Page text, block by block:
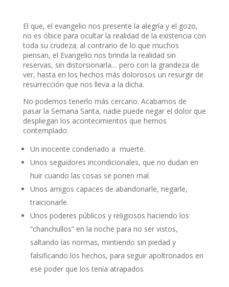
El que, el evangelio nos presente la alegría y el gozo,
no es óbice para ocultar la realidad de la existencia con
toda su crudeza; al contrario de lo que muchos
piensan, el Evangelio nos brinda la realidad sin
reservas, sin distorsionarla… pero con la grandeza de
ver, hasta en los hechos más dolorosos un resurgir de
resurrección que nos lleva a la dicha.
No podemos tenerlo más cercano. Acabamos de
pasar la Semana Santa, nadie puede negar el dolor que
despliegan los acontecimientos que hemos
contemplado:
Un inocente condenado a muerte.
Unos seguidores incondicionales, que no dudan en
huir cuando las cosas se ponen mal.
Unos amigos capaces de abandonarle, negarle,
traicionarle.
Unos poderes públicos y religiosos haciendo los
“chanchullos” en la noche para no ser vistos,
saltando las normas, mintiendo sin piedad y
falsificando los hechos, para seguir apoltronados en
ese poder que los tenía atrapados